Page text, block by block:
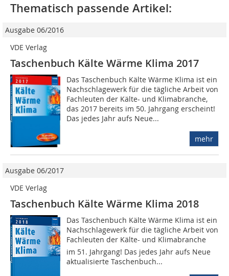
Thematisch passende Artikel:
Ausgabe 06/2016
VDE Verlag
Taschenbuch Kälte Wärme Klima 2017
Das Taschenbuch Kälte Wärme Klima ist ein
Nachschlagewerk für die tägliche Arbeit von
Fachleuten der Kälte- und Klimabranche,
das 2017 bereits im 50. Jahrgang erscheint!
Das jedes Jahr aufs Neue...
mehr
Ausgabe 06/2017
VDE Verlag
Taschenbuch Kälte Wärme Klima 2018
Das Taschenbuch Kälte Wärme Klima ist ein
Nachschlagewerk für die tägliche Arbeit von
Fachleuten der Kälte- und Klimabranche 
im 51. Jahrgang! Das jedes Jahr aufs Neue
aktualisierte Taschenbuch...